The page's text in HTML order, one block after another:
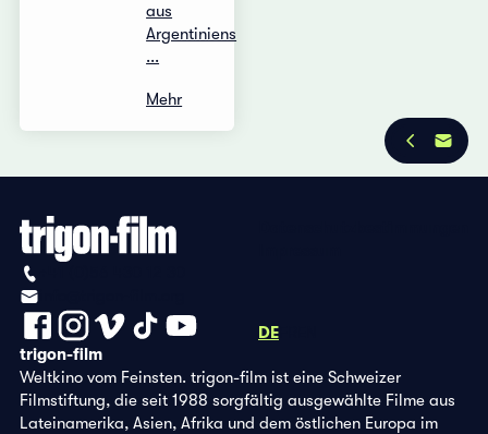
aus
Argentiniens
...
Mehr
DE
trigon-film
Weltkino vom Feinsten. trigon-film ist eine Schweizer
Filmstiftung, die seit 1988 sorgfältig ausgewählte Filme aus
Lateinamerika, Asien, Afrika und dem östlichen Europa im